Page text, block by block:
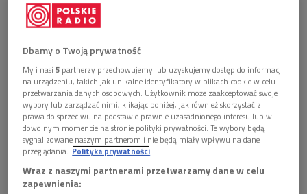
Dbamy o Twoją prywatność
My i nasi5 partnerzy przechowujemy lub uzyskujemy dostęp do informacji
na urządzeniu, takich jak unikalne identyfikatory w plikach cookie w celu
przetwarzania danych osobowych. Użytkownik może zaakceptować swoje
wybory lub zarządzać nimi, klikając poniżej, jak również skorzystać z
prawa do sprzeciwu na podstawie prawnie uzasadnionego interesu lub w
dowolnym momencie na stronie polityki prywatności. Te wybory będą
sygnalizowane naszym partnerom i nie będą miały wpływu na dane
przeglądania. Polityka prywatności
Wraz z naszymi partnerami przetwarzamy dane w celu
zapewnienia: